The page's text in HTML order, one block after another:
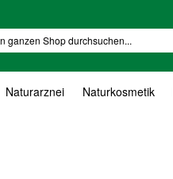
Naturarznei Naturkosmetik